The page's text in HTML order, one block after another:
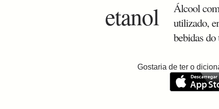
etanol
Álcool
utilizado,
bebidas
Gostaria de ter o